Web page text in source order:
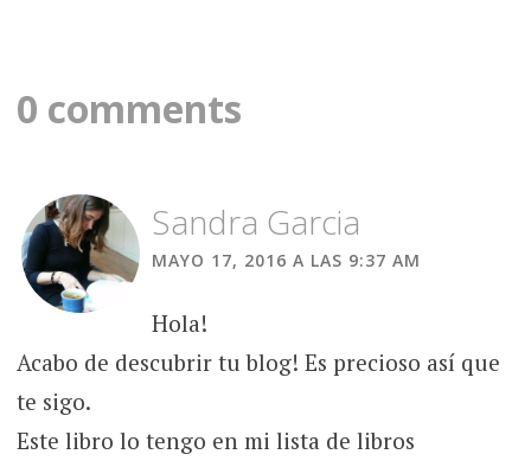
0 comments
Sandra Garcia
MAYO 17, 2016 A LAS 9:37 AM
Hola!
Acabo de descubrir tu blog! Es precioso así que
te sigo.
Este libro lo tengo en mi lista de libros